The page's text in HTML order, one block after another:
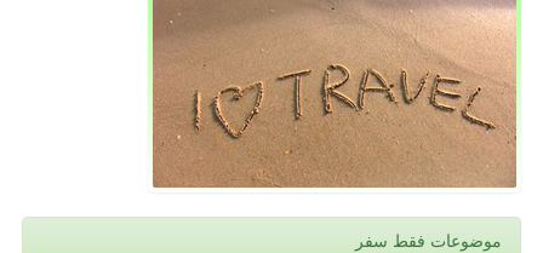
موضوعات فقط سفر